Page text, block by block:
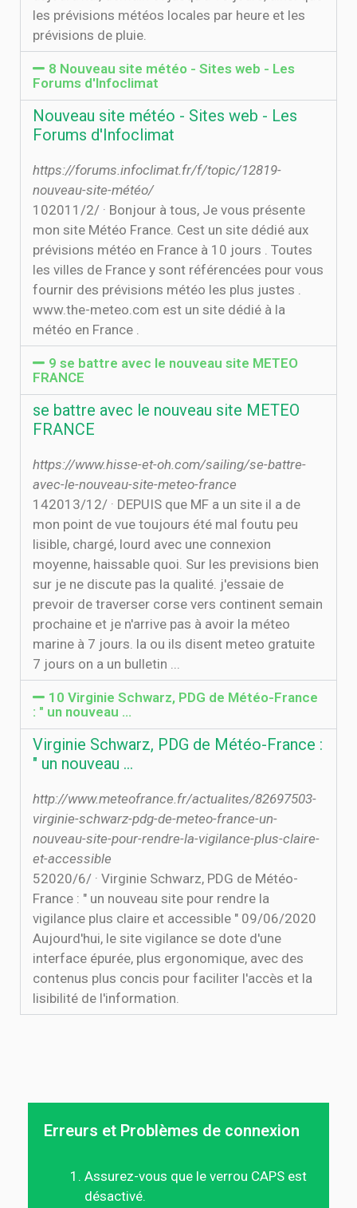
les prévisions météos locales par heure et les
prévisions de pluie.
8 Nouveau site météo - Sites web - Les
Forums d'Infoclimat
Nouveau site météo - Sites web - Les
Forums d'Infoclimat
https://forums.infoclimat.fr/f/topic/12819-
nouveau-site-météo/
10‏‏/2‏‏/2011 · Bonjour à tous, Je vous présente
mon site Météo France. Cest un site dédié aux
prévisions météo en France à 10 jours . Toutes
les villes de France y sont référencées pour vous
fournir des prévisions météo les plus justes .
www.the-meteo.com est un site dédié à la
météo en France .
9 se battre avec le nouveau site METEO
FRANCE
se battre avec le nouveau site METEO
FRANCE
https://www.hisse-et-oh.com/sailing/se-battre-
avec-le-nouveau-site-meteo-france
14‏‏/12‏‏/2013 · DEPUIS que MF a un site il a de
mon point de vue toujours été mal foutu peu
lisible, chargé, lourd avec une connexion
moyenne, haissable quoi. Sur les previsions bien
sur je ne discute pas la qualité. j'essaie de
prevoir de traverser corse vers continent semain
prochaine et je n'arrive pas à avoir la méteo
marine à 7 jours. la ou ils disent meteo gratuite
7 jours on a un bulletin ...
10 Virginie Schwarz, PDG de Météo-France
: " un nouveau …
Virginie Schwarz, PDG de Météo-France :
" un nouveau …
http://www.meteofrance.fr/actualites/82697503-
virginie-schwarz-pdg-de-meteo-france-un-
nouveau-site-pour-rendre-la-vigilance-plus-claire-
et-accessible
5‏‏/6‏‏/2020 · Virginie Schwarz, PDG de Météo-
France : " un nouveau site pour rendre la
vigilance plus claire et accessible " 09/06/2020
Aujourd'hui, le site vigilance se dote d'une
interface épurée, plus ergonomique, avec des
contenus plus concis pour faciliter l'accès et la
lisibilité de l'information.
Erreurs et Problèmes de connexion
Assurez-vous que le verrou CAPS est
désactivé.